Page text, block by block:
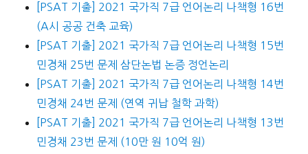
[PSAT 기출] 2021 국가직 7급 언어논리 나책형 16번
(A시 공공 건축 교육)
[PSAT 기출] 2021 국가직 7급 언어논리 나책형 15번
민경채 25번 문제 삼단논법 논증 정언논리
[PSAT 기출] 2021 국가직 7급 언어논리 나책형 14번
민경채 24번 문제 (연역 귀납 철학 과학)
[PSAT 기출] 2021 국가직 7급 언어논리 나책형 13번
민경채 23번 문제 (10만 원 10억 원)